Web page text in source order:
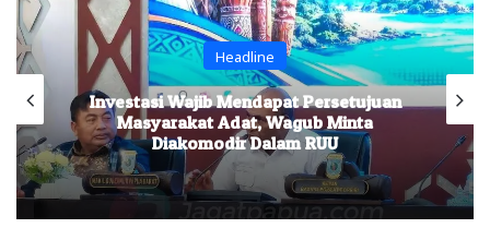
Headline
Investasi Wajib Mendapat Persetujuan
Masyarakat Adat, Wagub Minta
Diakomodir Dalam RUU